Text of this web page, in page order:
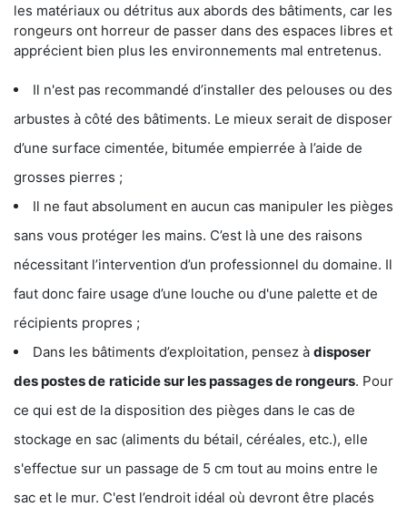
les matériaux ou détritus aux abords des bâtiments, car les
rongeurs ont horreur de passer dans des espaces libres et
apprécient bien plus les environnements mal entretenus.
Il n'est pas recommandé d’installer des pelouses ou des
arbustes à côté des bâtiments. Le mieux serait de disposer
d’une surface cimentée, bitumée empierrée à l’aide de
grosses pierres ;
Il ne faut absolument en aucun cas manipuler les pièges
sans vous protéger les mains. C’est là une des raisons
nécessitant l’intervention d’un professionnel du domaine. Il
faut donc faire usage d’une louche ou d'une palette et de
récipients propres ;
Dans les bâtiments d’exploitation, pensez à disposer
des postes de raticide sur les passages de rongeurs. Pour
ce qui est de la disposition des pièges dans le cas de
stockage en sac (aliments du bétail, céréales, etc.), elle
s'effectue sur un passage de 5 cm tout au moins entre le
sac et le mur. C'est l’endroit idéal où devront être placés